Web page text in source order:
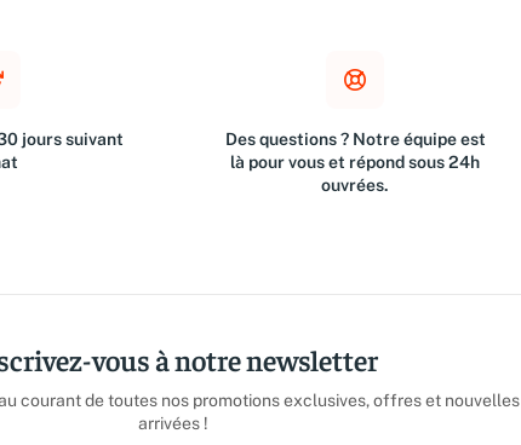
jours suivant
Des questions ? Notre équipe est
là pour vous et répond sous 24h
ouvrées.
vous à notre newsletter
courant de toutes nos promotions exclusives, offres et nouvelles
arrivées !